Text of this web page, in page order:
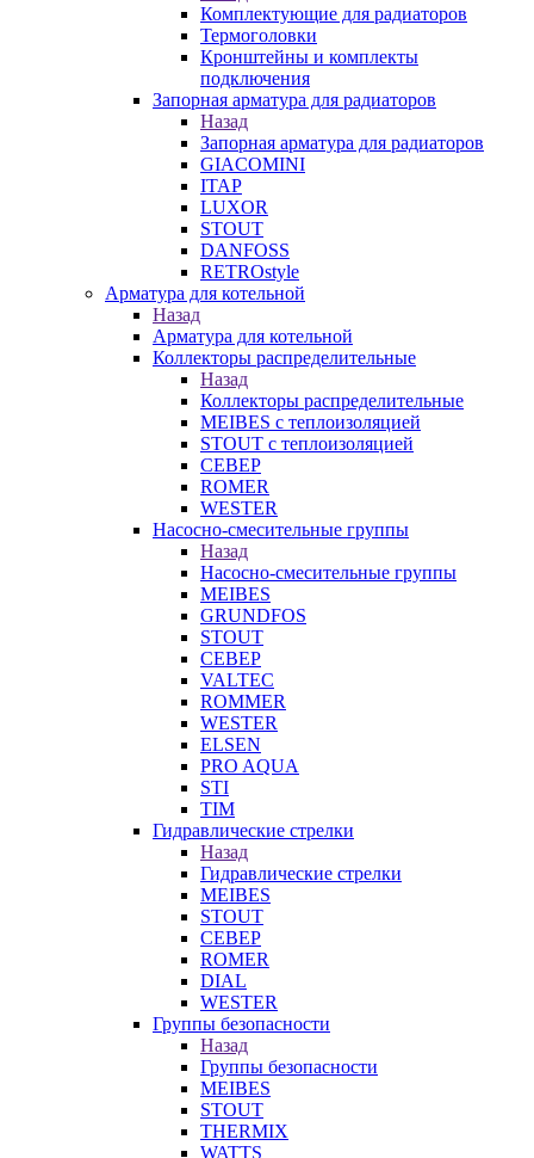
Комплектующие для радиаторов
Термоголовки
Кронштейны и комплекты
подключения
Запорная арматура для радиаторов
Назад
Запорная арматура для радиаторов
GIACOMINI
ITAP
LUXOR
STOUT
DANFOSS
RETROstyle
Арматура для котельной
Назад
Арматура для котельной
Коллекторы распределительные
Назад
Коллекторы распределительные
MEIBES с теплоизоляцией
STOUT с теплоизоляцией
СЕВЕР
ROMER
WESTER
Насосно-смесительные группы
Назад
Насосно-смесительные группы
MEIBES
GRUNDFOS
STOUT
СЕВЕР
VALTEC
ROMMER
WESTER
ELSEN
PRO AQUA
STI
TIM
Гидравлические стрелки
Назад
Гидравлические стрелки
MEIBES
STOUT
СЕВЕР
ROMER
DIAL
WESTER
Группы безопасности
Назад
Группы безопасности
MEIBES
STOUT
THERMIX
WATTS